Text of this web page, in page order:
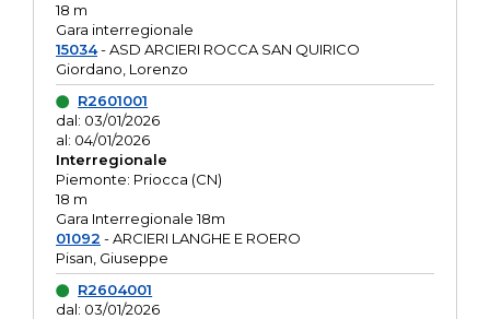
18 m
Gara interregionale
15034- ASD ARCIERI ROCCA SAN QUIRICO
Giordano, Lorenzo
R2601001
dal: 03/01/2026
al: 04/01/2026
Interregionale
Piemonte: Priocca (CN)
18 m
Gara Interregionale 18m
01092 - ARCIERI LANGHE E ROERO
Pisan, Giuseppe
R2604001
dal: 03/01/2026